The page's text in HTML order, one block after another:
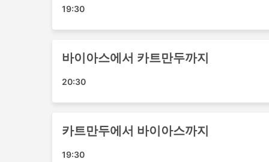
다는 것입니다. 가장 저렴한 여행은 일반적으로
야간 여행 모두에 적합합니다. 침대나 넓고 푹신
항상 주행 거리와 버스 유형에 따라 다릅니다.
을 두 배로 절약할 수 있으므로 추가 비용을 투
버스 여행 장단점
19:30
바이아스에서 카트만두까지
20:30
카트만두에서 바이아스까지
19:30